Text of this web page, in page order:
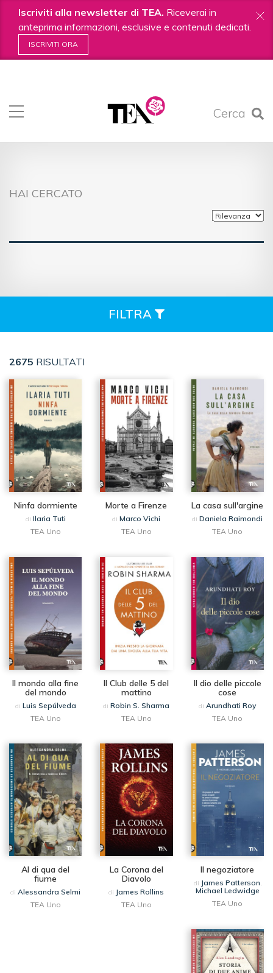
Iscriviti alla newsletter di TEA. Riceverai in
anteprima informazioni, esclusive e contenuti dedicati.
ISCRIVITI ORA
Cerca
contenuti.
|
HAI CERCATO
FILTRA
2675 RISULTATI
Ninfa dormiente
di Ilaria Tuti
TEA Uno
Morte a Firenze
diMarco Vichi
TEA Uno
La casa sull'argine
diDaniela Raimondi
TEA Uno
Il mondo alla fine
del mondo
di Luis Sepúlveda
TEA Uno
Il Club delle 5 del
mattino
diRobin S. Sharma
TEA Uno
Il dio delle piccole
cose
diArundhati Roy
TEA Uno
Al di qua del
fiume
diAlessandra Selmi
TEA Uno
La Corona del
Diavolo
di James Rollins
TEA Uno
Il negoziatore
di James Patterson,
Michael Ledwidge
TEA Uno